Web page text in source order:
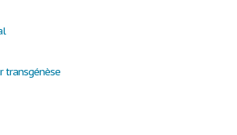
transgénèse